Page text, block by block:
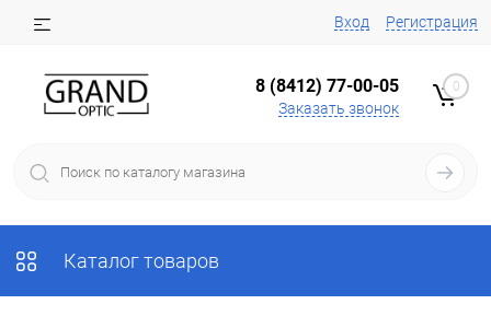
Вход Регистрация
8 (8412) 77-00-05
Заказать звонок
0
Каталог товаров